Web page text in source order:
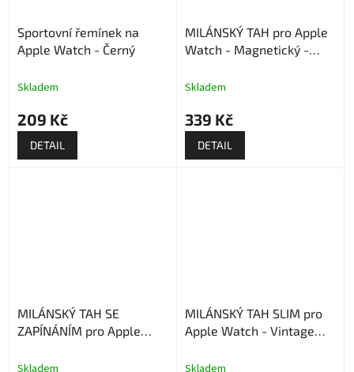
Sportovní řemínek na
Apple Watch - Černý
Skladem
209 Kč
DETAIL
MILÁNSKÝ TAH pro Apple
Watch - Magnetický -
Skladem
339 Kč
DETAIL
MILÁNSKÝ TAH SE
ZAPÍNÁNÍM pro Apple
Skladem
MILÁNSKÝ TAH SLIM pro
Apple Watch - Vintage
Skladem